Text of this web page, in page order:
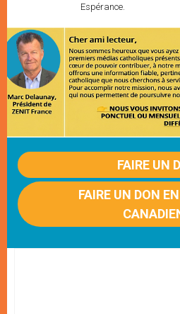
Espérance.
FAIRE UN
FAIRE UN DON